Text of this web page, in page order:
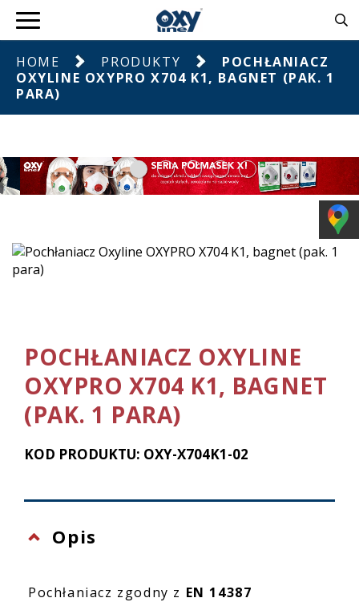
HOME PRODUKTY
POCHŁANIACZ
OXYLINE OXYPRO X704 K1, BAGNET (PAK. 1
PARA)
POCHŁANIACZ OXYLINE
OXYPRO X704 K1, BAGNET
(PAK. 1 PARA)
KOD PRODUKTU: OXY-X704K1-02
Opis
Pochłaniacz zgodny z EN 14387